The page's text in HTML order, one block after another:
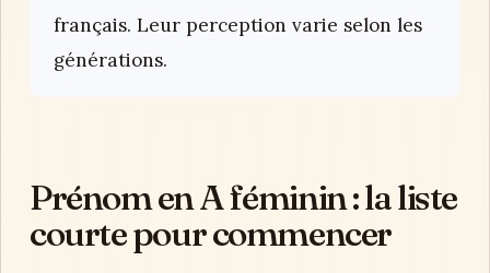
français. Leur perception varie selon les
générations.
Prénom en A féminin : la liste
courte pour commencer